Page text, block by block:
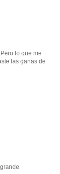
lo que me
las ganas de